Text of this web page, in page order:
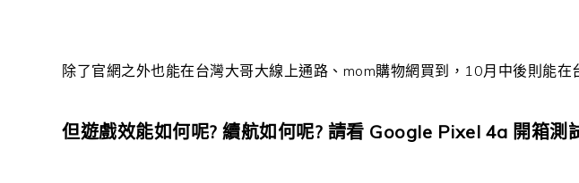
除了官網之外也能在台灣大哥大線上通路、mom購物網買到，10月中後則能在
但遊戲效能如何呢? 續航如何呢? 請看 Google Pixel 4a 開箱測